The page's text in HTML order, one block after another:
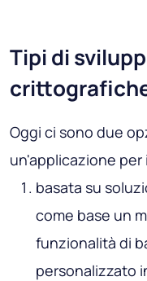
Tipi di
Oggi ci sono due
un'applicazione
basata su
come base un
funzionalità di
personalizzato